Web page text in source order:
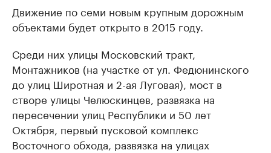
Движение по семи новым крупным дорожным
объектами будет открыто в 2015 году.
Среди них улицы Московский тракт,
Монтажников (на участке от ул. Федюнинского
до улиц Широтная и 2-ая Луговая), мост в
створе улицы Челюскинцев, развязка на
пересечении улиц Республики и 50 лет
Октября, первый пусковой комплекс
Восточного обхода, развязка на улицах